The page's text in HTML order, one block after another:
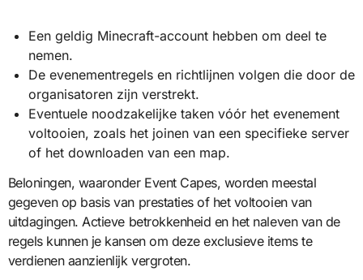
Een geldig Minecraft-account hebben om deel te
nemen.
De evenementregels en richtlijnen volgen die door de
organisatoren zijn verstrekt.
Eventuele noodzakelijke taken vóór het evenement
voltooien, zoals het joinen van een specifieke server
of het downloaden van een map.
Beloningen, waaronder Event Capes, worden meestal
gegeven op basis van prestaties of het voltooien van
uitdagingen. Actieve betrokkenheid en het naleven van de
regels kunnen je kansen om deze exclusieve items te
verdienen aanzienlijk vergroten.